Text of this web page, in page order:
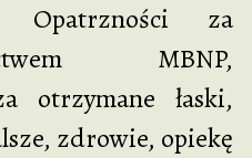
Opatrzności za
MBNP,
otrzymane łaski,
zdrowie, opiekę